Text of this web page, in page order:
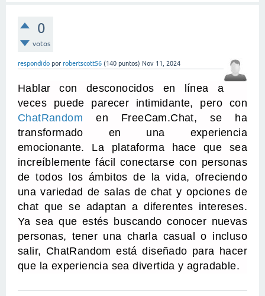
0
votos
respondido por robertscott56 (140 puntos) Nov 11, 2024
Hablar con desconocidos en línea a
veces puede parecer intimidante, pero con
ChatRandom en FreeCam.Chat, se ha
transformado en una experiencia
emocionante. La plataforma hace que sea
increíblemente fácil conectarse con personas
de todos los ámbitos de la vida, ofreciendo
una variedad de salas de chat y opciones de
chat que se adaptan a diferentes intereses.
Ya sea que estés buscando conocer nuevas
personas, tener una charla casual o incluso
salir, ChatRandom está diseñado para hacer
que la experiencia sea divertida y agradable.